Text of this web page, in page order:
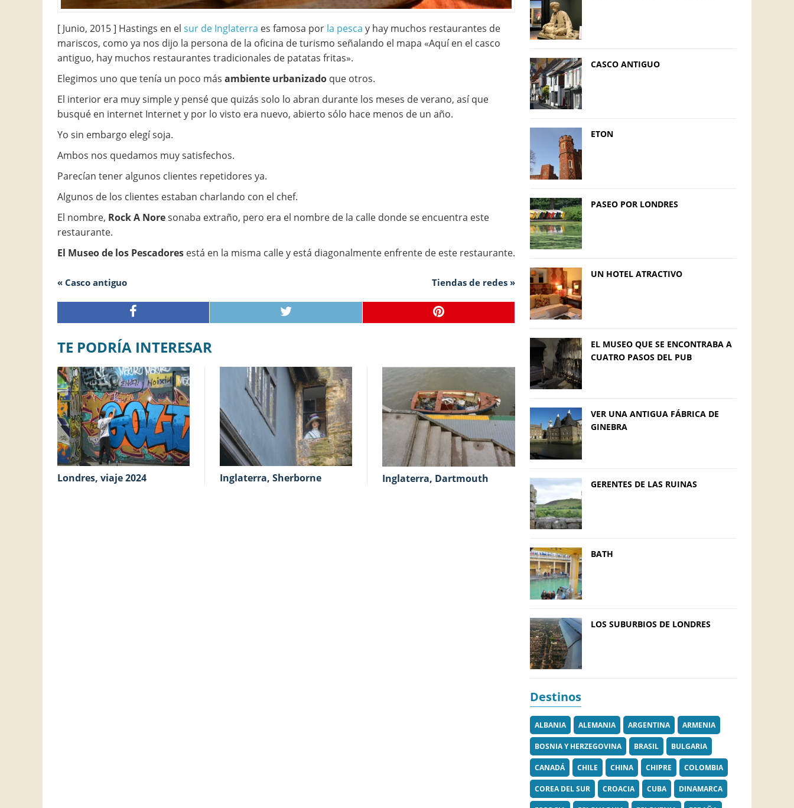
[ Junio, 2015 ] Hastings en el sur de Inglaterra es famosa por la pesca y hay muchos restaurantes de
mariscos, como ya nos dijo la persona de la oficina de turismo señalando el mapa «Aquí en el casco
antiguo, hay muchos restaurantes tradicionales de patatas fritas».
Elegimos uno que tenía un poco más ambiente urbanizado que otros.
El interior era muy simple y pensé que quizás solo lo abran durante los meses de verano, así que
busqué en internet Internet y por lo visto era nuevo, abierto sólo hace menos de un año.
Yo sin embargo elegí soja.
Ambos nos quedamos muy satisfechos.
Parecían tener algunos clientes repetidores ya.
Algunos de los clientes estaban charlando con el chef.
El nombre, Rock A Noresonaba extraño, pero era el nombre de la calle donde se encuentra este
restaurante.
El Museo de los Pescadores está en la misma calle y está diagonalmente enfrente de este restaurante.
« Casco antiguo Tiendas de redes »
TE PODRÍA INTERESAR
Londres, viaje 2024 Inglaterra, Sherborne Inglaterra, Dartmouth
CASCO ANTIGUO
ETON
PASEO POR LONDRES
UN HOTEL ATRACTIVO
EL MUSEO QUE SE ENCONTRABA A
CUATRO PASOS DEL PUB
VER UNA ANTIGUA FÁBRICA DE
GINEBRA
GERENTES DE LAS RUINAS
BATH
LOS SUBURBIOS DE LONDRES
Destinos
ALBANIA ALEMANIA ARGENTINA ARMENIA
BOSNIA Y HERZEGOVINA BRASIL BULGARIA
CANADÁ CHILE CHINA CHIPRE COLOMBIA
COREA DEL SUR CROACIA CUBA DINAMARCA